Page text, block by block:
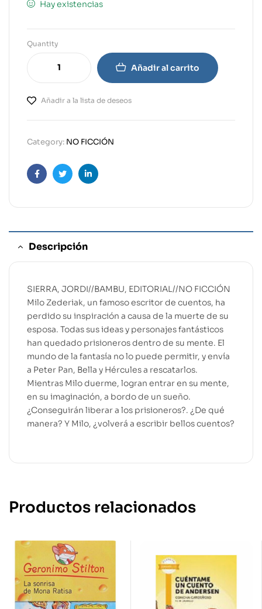
Hay existencias
Quantity
Añadir al carrito
Añadir a la lista de deseos
Category: NO FICCIÓN
FacebookTwitterLinkedin
Descripción
SIERRA, JORDI//BAMBU, EDITORIAL//NO FICCIÓN
Milo Zederiak, un famoso escritor de cuentos, ha
perdido su inspiración a causa de la muerte de su
esposa. Todas sus ideas y personajes fantásticos
han quedado prisioneros dentro de su mente. El
mundo de la fantasía no lo puede permitir, y envía
a Peter Pan, Bella y Hércules a rescatarlos.
Mientras Milo duerme, logran entrar en su mente,
en su imaginación, a bordo de un sueño.
¿Conseguirán liberar a los prisioneros?. ¿De qué
manera? Y Milo, ¿volverá a escribir bellos cuentos?
Productos relacionados